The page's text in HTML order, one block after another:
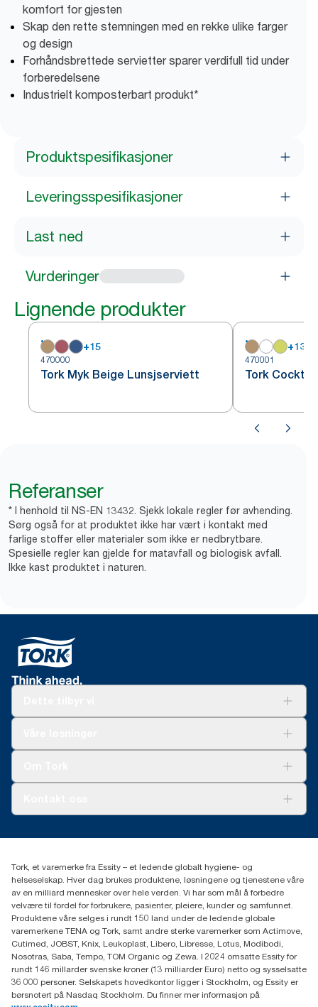
komfort for gjesten
Skap den rette stemningen med en rekke ulike farger
og design
Forhåndsbrettede servietter sparer verdifull tid under
forberedelsene
Industrielt komposterbart produkt*
Produktspesifikasjoner
Leveringsspesifikasjoner
Last ned
Vurderinger
Lignende produkter
+15
470000
Tork Myk Beige Lunsjserviett
+13
470001
Tork
Referanser
* I henhold til NS-EN 13432. Sjekk lokale regler før avhending.
Sørg også for at produktet ikke har vært i kontakt med
farlige stoffer eller materialer som ikke er nedbrytbare.
Spesielle regler kan gjelde for matavfall og biologisk avfall.
Ikke kast produktet i naturen.
(+47) 22 70 62 00
Fredrik Selmers vei 6
0603 OSLO
Tork, et varemerke fra Essity – et ledende globalt hygiene- og
helseselskap. Hver dag brukes produktene, løsningene og tjenestene våre
av en milliard mennesker over hele verden. Vi har som mål å forbedre
velvære til fordel for forbrukere, pasienter, pleiere, kunder og samfunnet.
Produktene våre selges i rundt 150 land under de ledende globale
varemerkene TENA og Tork, samt andre sterke varemerker som Actimove,
Cutimed, JOBST, Knix, Leukoplast, Libero, Libresse, Lotus, Modibodi,
Nosotras, Saba, Tempo, TOM Organic og Zewa. I 2024 omsatte Essity for
rundt 146 millarder svenske kroner (13 milliarder Euro) netto og sysselsatte
36 000 personer. Selskapets hovedkontor ligger i Stockholm, og Essity er
børsnotert på Nasdaq Stockholm. Du finner mer informasjon på